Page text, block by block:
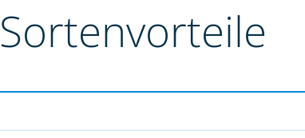
Sortenvorteile